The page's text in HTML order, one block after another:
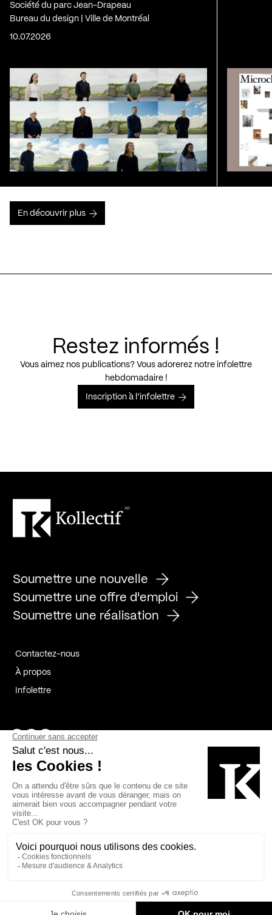
Société du parc Jean-Drapeau
Bureau du design | Ville de Montréal
10.07.2026
En découvrir plus
Restez informés !
Vous aimez nos publications? Vous adorerez notre infolettre
hebdomadaire !
Inscription à l’infolettre
Soumettre une nouvelle
Soumettre une offre d'emploi
Soumettre une réalisation
Contactez-nous
À propos
Infolettre
Page Facebook de Kollectif
Page Instagram de Kollectif
Page Linkedin de Kollectif
Bâtiment-Durable-Québec-1
Esquisses-1IRAC-1
MP-1 v2com-1
Cookies